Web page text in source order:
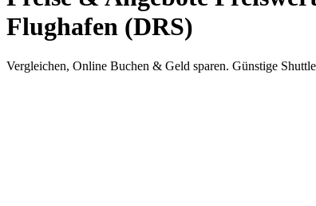
Flughafen (DRS)
Vergleichen, Online Buchen & Geld sparen. Günstige